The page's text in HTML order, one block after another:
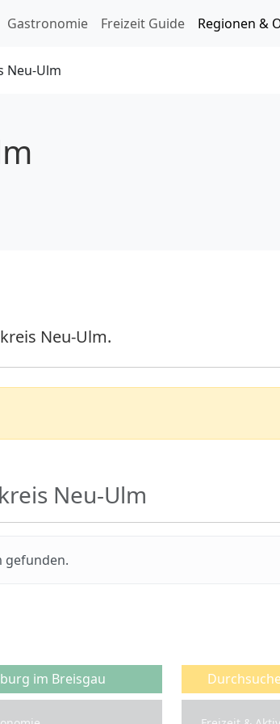
Gastronomie Freizeit Guide Regionen &
Neu-Ulm
Neu-Ulm.
Neu-Ulm
gefunden.
im Breisgau